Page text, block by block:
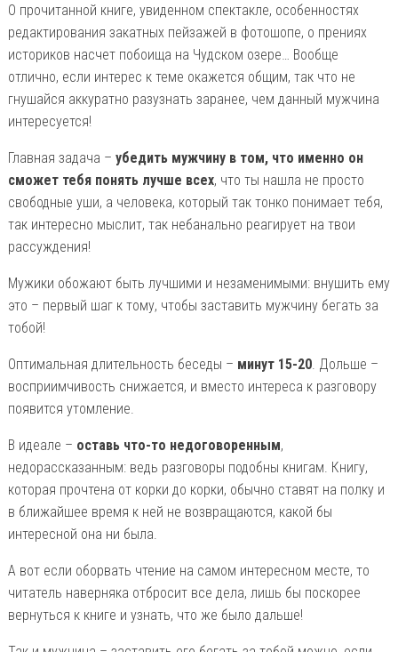
О прочитанной книге, увиденном спектакле, особенностях
редактирования закатных пейзажей в фотошопе, о прениях
историков насчет побоища на Чудском озере… Вообще
отлично, если интерес к теме окажется общим, так что не
гнушайся аккуратно разузнать заранее, чем данный мужчина
интересуется!
Главная задача – убедить мужчину в том, что именно он
сможет тебя понять лучше всех, что ты нашла не просто
свободные уши, а человека, который так тонко понимает тебя,
так интересно мыслит, так небанально реагирует на твои
рассуждения!
Мужики обожают быть лучшими и незаменимыми: внушить ему
это – первый шаг к тому, чтобы заставить мужчину бегать за
тобой!
Оптимальная длительность беседы – минут 15-20. Дольше –
восприимчивость снижается, и вместо интереса к разговору
появится утомление.
В идеале – оставь что-то недоговоренным,
недорассказанным: ведь разговоры подобны книгам. Книгу,
которая прочтена от корки до корки, обычно ставят на полку и
в ближайшее время к ней не возвращаются, какой бы
интересной она ни была.
А вот если оборвать чтение на самом интересном месте, то
читатель наверняка отбросит все дела, лишь бы поскорее
вернуться к книге и узнать, что же было дальше!